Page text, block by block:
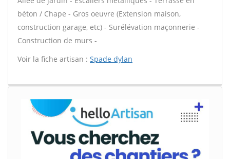
béton / Chape - Gros oeuvre (Extension maison,
construction garage, etc) - Surélévation maçonnerie -
Construction de murs -
Voir la fiche artisan : Spade dylan